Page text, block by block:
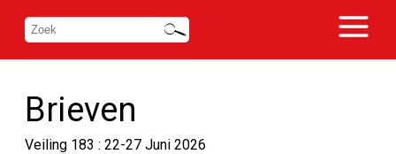
Brieven
Veiling 183 : 22-27 Juni 2026